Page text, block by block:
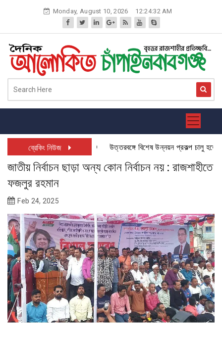
Monday, August 10, 2026 12:24:33 AM
ব্রেকিং নিউজ উত্তরবঙ্গে বিশেষ উন্নয়ন প্রকল্প চালু হতে
জাতীয় নির্বাচন ছাড়া অন্য কোন নির্বাচন নয় : রাজশাহীতে
ফজলুর রহমান
Feb 24, 2025